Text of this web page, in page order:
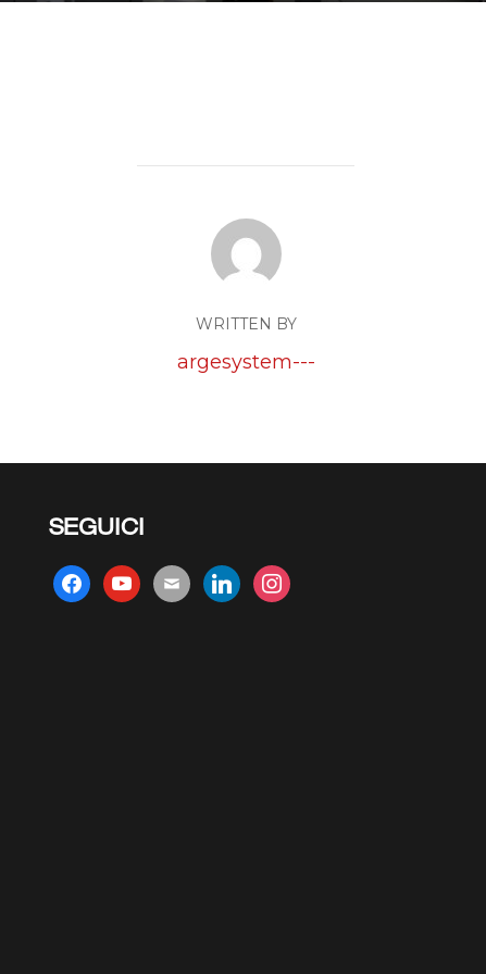
WRITTEN BY
argesystem---
SEGUICI
facebookyoutubemail linkedininstagram